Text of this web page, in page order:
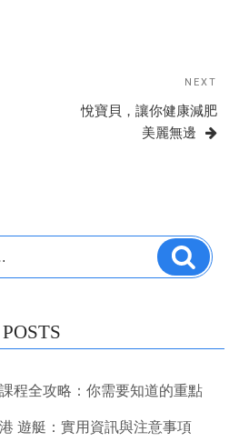
NEXT
悅寶貝，讓你健康減肥
美麗無邊
Search
程全攻略：你需要知道的重點
遊艇：實用資訊與注意事項